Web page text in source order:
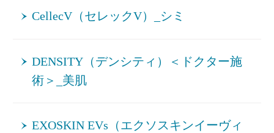
CellecV（セレックV）_シミ
DENSITY（デンシティ）＜ドクター施
術＞_美肌
EXOSKIN EVs（エクソスキンイーヴィ